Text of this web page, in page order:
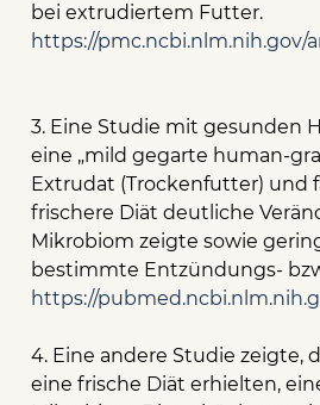
bei extrudiertem Futter.
https://pmc.ncbi.nlm.nih.gov/
3. Eine Studie mit gesunden
eine „mild gegarte human-
Extrudat (Trockenfutter) und
frischere Diät deutliche
Mikrobiom zeigte sowie
bestimmte Entzündungs-
https://
4. Eine andere Studie zeigte,
eine frische Diät erhielten,